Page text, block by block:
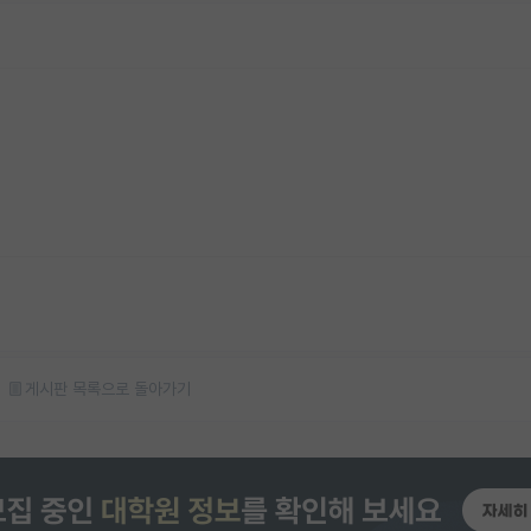
게시판 목록으로 돌아가기